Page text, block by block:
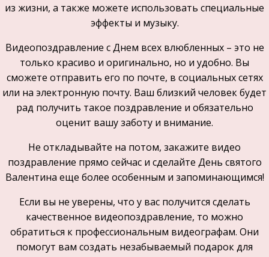
из жизни, а также можете использовать специальные
эффекты и музыку.
Видеопоздравление с Днем всех влюбленных – это не
только красиво и оригинально, но и удобно. Вы
сможете отправить его по почте, в социальных сетях
или на электронную почту. Ваш близкий человек будет
рад получить такое поздравление и обязательно
оценит вашу заботу и внимание.
Не откладывайте на потом, закажите видео
поздравление прямо сейчас и сделайте День святого
Валентина еще более особенным и запоминающимся!
Если вы не уверены, что у вас получится сделать
качественное видеопоздравление, то можно
обратиться к профессиональным видеографам. Они
помогут вам создать незабываемый подарок для